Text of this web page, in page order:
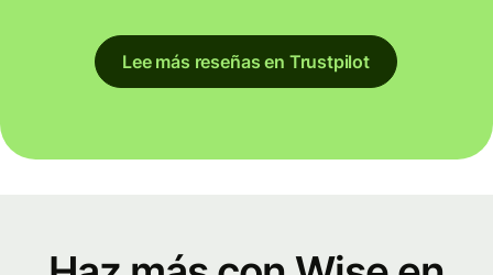
Lee más reseñas en Trustpilot